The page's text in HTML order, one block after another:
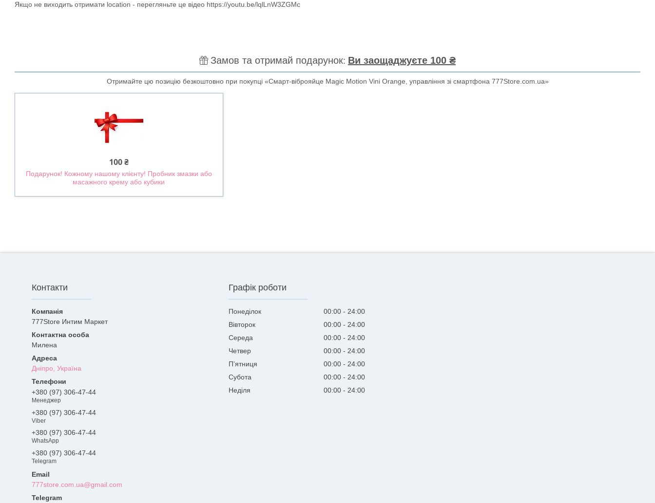
Якщо не виходить отримати location - перегляньте це відео https://youtu.be/lqlLnW3ZGMc
Замов та отримай подарунок Ви заощаджуєте 100 ₴
Отримайте цю позицію безкоштовно при покупці «Смарт-віброяйце Magic Motion Vini Orange, управління зі смартфона 777Store.com.ua»
100 ₴
Подарунок! Кожному нашому клієнту! Пробник змазки або
масажного крему або кубики
Контакти
777Store Интим Маркет
Милена
Дніпро, Україна
+380 (97) 306-47-44
Менеджер
+380 (97) 306-47-44
Viber
+380 (97) 306-47-44
WhatsApp
+380 (97) 306-47-44
Telegram
777store.com.ua@gmail.com
Графік роботи
Понеділок 00:00
24:00
Вівторок
00:00
24:00
Середа
00:00
24:00
Четвер
00:00
24:00
Пʼятниця
00:00
24:00
Субота
00:00
24:00
Неділя
00:00 24:00